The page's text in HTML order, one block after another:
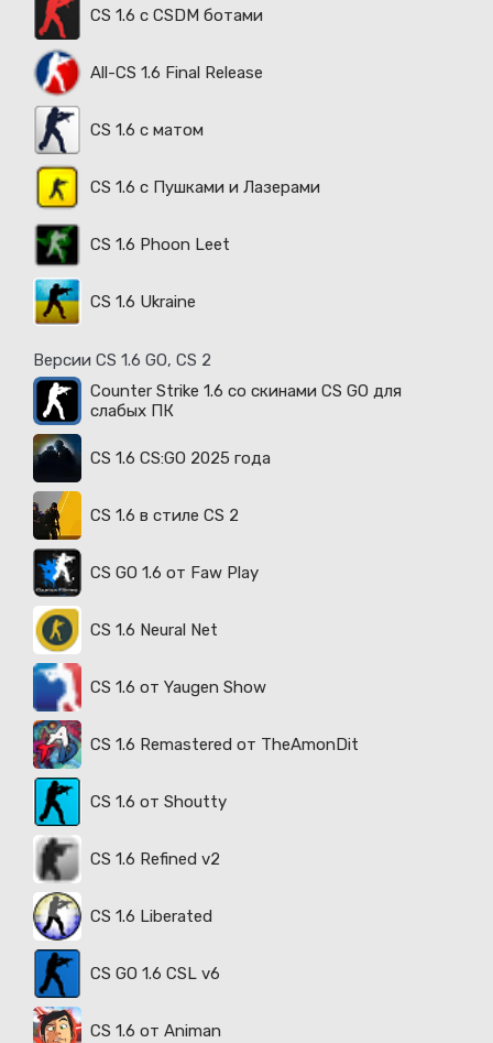
CS 1.6 с CSDM ботами
All-CS 1.6 Final Release
CS 1.6 с матом
CS 1.6 с Пушками и Лазерами
CS 1.6 Phoon Leet
CS 1.6 Ukraine
Версии CS 1.6 GO, CS 2
Counter Strike 1.6 со скинами CS GO для
слабых ПК
CS 1.6 CS:GO 2025 года
CS 1.6 в стиле CS 2
CS GO 1.6 от Faw Play
CS 1.6 Neural Net
CS 1.6 от Yaugen Show
CS 1.6 Remastered от TheAmonDit
CS 1.6 от Shoutty
CS 1.6 Refined v2
CS 1.6 Liberated
CS GO 1.6 CSL v6
CS 1.6 от Animan